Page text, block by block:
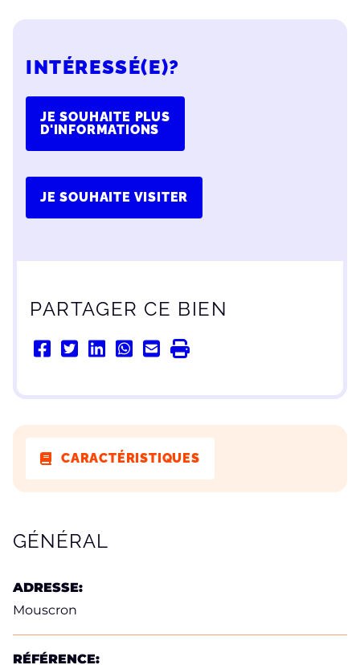
INTÉRESSÉ(E)?
JE SOUHAITE PLUS
D'INFORMATIONS
JE SOUHAITE VISITER
PARTAGER CE BIEN
CARACTÉRISTIQUES
CARACTÉRISTIQUES
GÉNÉRAL
ADRESSE:
Mouscron
RÉFÉRENCE: